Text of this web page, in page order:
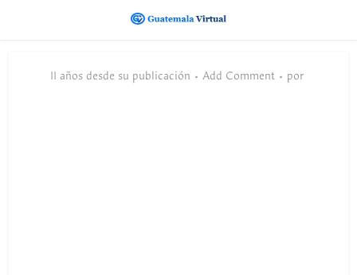
11 años desde su publicación Add Comment por